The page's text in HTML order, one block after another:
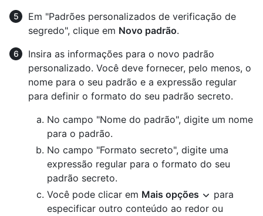
Em "Padrões personalizados de verificação de
segredo", clique em Novo padrão.
Insira as informações para o novo padrão
personalizado. Você deve fornecer, pelo menos, o
nome para o seu padrão e a expressão regular
para definir o formato do seu padrão secreto.
No campo "Nome do padrão", digite um nome
para o padrão.
No campo "Formato secreto", digite uma
expressão regular para o formato do seu
padrão secreto.
Você pode clicar em Mais opções
para
especificar outro conteúdo ao redor ou